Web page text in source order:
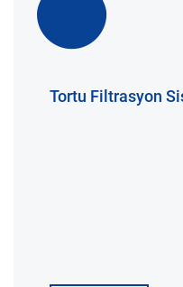
Tortu Filtrasyon